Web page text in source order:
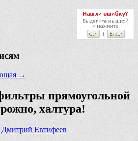
→
прямоугольной
халтура!
Дмитрий Евтифеев